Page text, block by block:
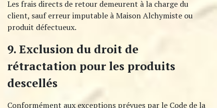
Les frais directs de retour demeurent à la charge du
client, sauf erreur imputable à Maison Alchymiste ou
produit défectueux.
9. Exclusion du droit de
rétractation pour les produits
descellés
Conformément aux exceptions prévues par le Code de la